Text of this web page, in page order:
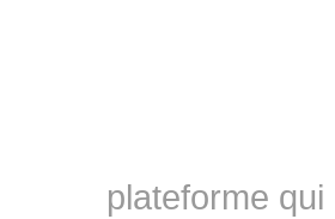
plateforme